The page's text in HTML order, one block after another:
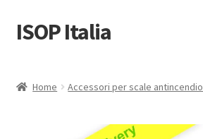
Vai
alla
Vai
al
ISOP Italia
Home Accessori per scale antincendio